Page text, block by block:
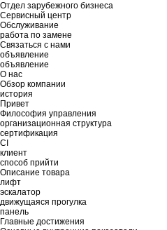
Отдел зарубежного бизнеса
Сервисный центр
Обслуживание
работа по замене
Связаться с нами
объявление
объявление
О нас
Обзор компании
история
Привет
Философия управления
организационная структура
сертификация
CI
клиент
способ прийти
Описание товара
лифт
эскалатор
движущаяся прогулка
панель
Главные достижения